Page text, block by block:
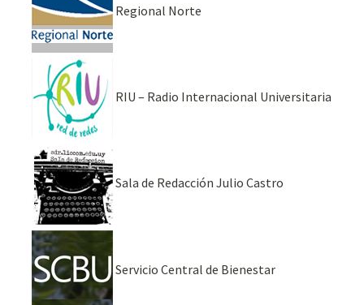
Regional Norte
RIU – Radio Internacional Universitaria
Sala de Redacción Julio Castro
Servicio Central de Bienestar